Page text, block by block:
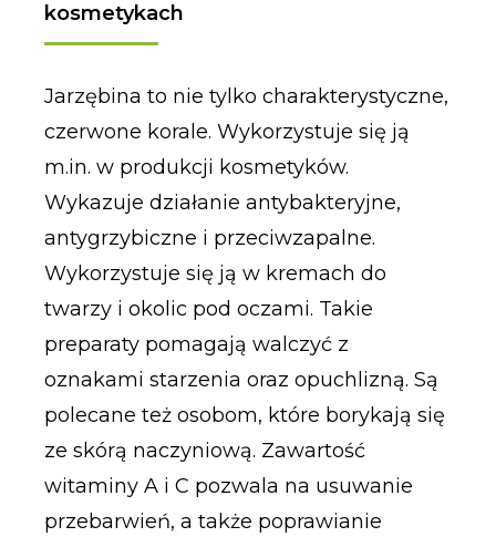
kosmetykach
Jarzębina to nie tylko charakterystyczne,
czerwone korale. Wykorzystuje się ją
m.in. w produkcji kosmetyków.
Wykazuje działanie antybakteryjne,
antygrzybiczne i przeciwzapalne.
Wykorzystuje się ją w kremach do
twarzy i okolic pod oczami. Takie
preparaty pomagają walczyć z
oznakami starzenia oraz opuchlizną. Są
polecane też osobom, które borykają się
ze skórą naczyniową. Zawartość
witaminy A i C pozwala na usuwanie
przebarwień, a także poprawianie